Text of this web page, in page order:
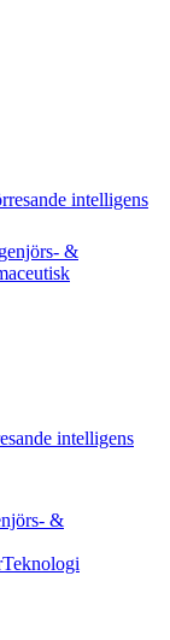
intelligens
&
intelligens
&
Teknologi